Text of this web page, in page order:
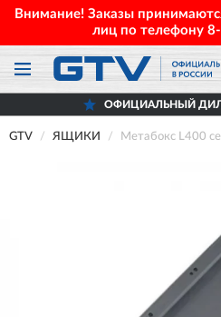
Внимание! Заказы
лиц по телефону
ОФИЦИАЛЬНЫЙ
GTV ЯЩИКИ Метабокс L400